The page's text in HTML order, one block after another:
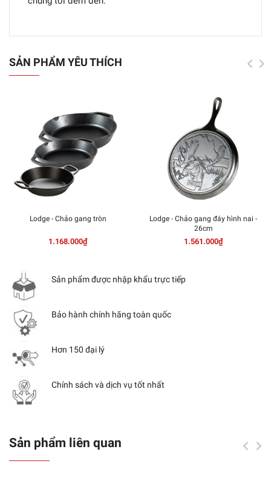
SẢN PHẨM YÊU THÍCH
Lodge - Chảo gang tròn
1.168.000₫
Lodge - Chảo gang đáy hình nai -
26cm
1.561.000₫
Sản phẩm được nhập khẩu trực tiếp
Bảo hành chính hãng toàn quốc
Hơn 150 đại lý
Chính sách và dịch vụ tốt nhất
Sản phẩm liên quan